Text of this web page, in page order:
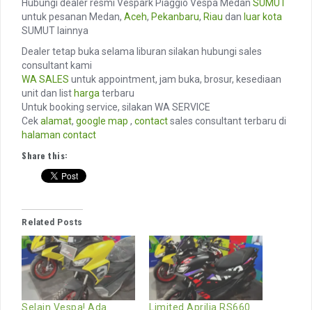
Hubungi dealer resmi Vespark Piaggio Vespa Medan SUMUT
untuk pesanan Medan, Aceh, Pekanbaru, Riau dan luar kota
SUMUT lainnya
Dealer tetap buka selama liburan silakan hubungi sales
consultant kami
WA SALES untuk appointment, jam buka, brosur, kesediaan
unit dan listharga terbaru
Untuk booking service, silakan WA SERVICE
Cekalamat, google map , contactsales consultant terbaru di
halaman contact
Share this:
Related Posts
Selain Vespa! Ada
Limited Aprilia RS660